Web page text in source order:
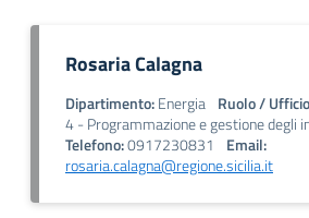
Rosaria Calagna
Dipartimento:Energia Ruolo /
4 - Programmazione e gestione degli
Telefono:0917230831
Email:
rosaria.calagna@regione.sicilia.it